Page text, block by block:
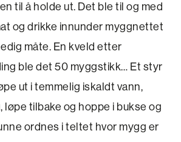
til å holde ut. Det ble til og med
og drikke innunder myggnettet
måte. En kveld etter
ble det 50 myggstikk… Et styr
ut i temmelig iskaldt vann,
løpe tilbake og hoppe i bukse og
ordnes i teltet hvor mygg er